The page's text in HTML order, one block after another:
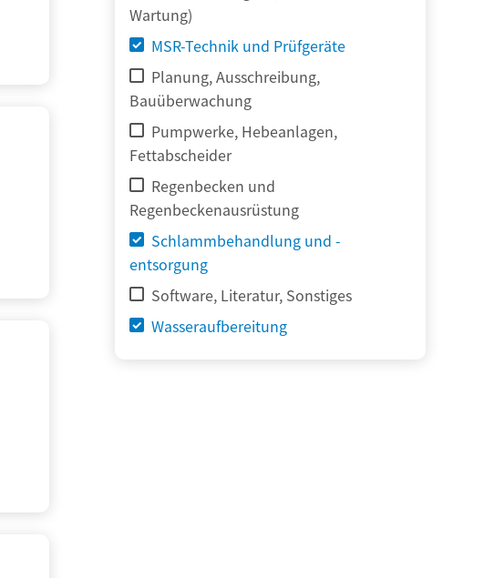
Wartung)
MSR-Technik und Prüfgeräte
Planung, Ausschreibung,
Bauüberwachung
Pumpwerke, Hebeanlagen,
Fettabscheider
Regenbecken und
Regenbeckenausrüstung
Schlammbehandlung und -
entsorgung
Software, Literatur, Sonstiges
Wasseraufbereitung